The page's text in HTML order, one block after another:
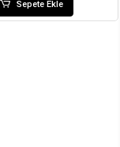
Sepete Ekle